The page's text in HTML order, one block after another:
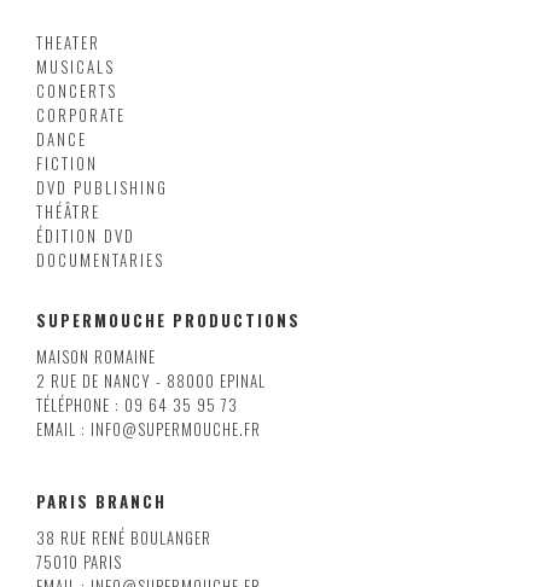
THEATER
MUSICALS
CONCERTS
CORPORATE
DANCE
FICTION
DVD PUBLISHING
THÉÂTRE
ÉDITION DVD
DOCUMENTARIES
SUPERMOUCHE PRODUCTIONS
MAISON ROMAINE
2 RUE DE NANCY - 88000 EPINAL
TÉLÉPHONE : 09 64 35 95 73
EMAIL : INFO@SUPERMOUCHE.FR
PARIS BRANCH
38 RUE RENÉ BOULANGER
75010 PARIS